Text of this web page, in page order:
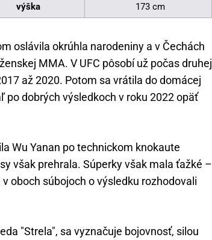
výška 173 cm
oslávila okrúhla narodeniny a v Čechách
MMA. V UFC pôsobí už počas druhej
až 2020. Potom sa vrátila do domácej
po dobrých výsledkoch v roku 2022 opäť
Wu Yanan po technickom knokaute
však prehrala. Súperky však mala ťažké –
oboch súbojoch o výsledku rozhodovali
"Strela", sa vyznačuje bojovnosť, silou